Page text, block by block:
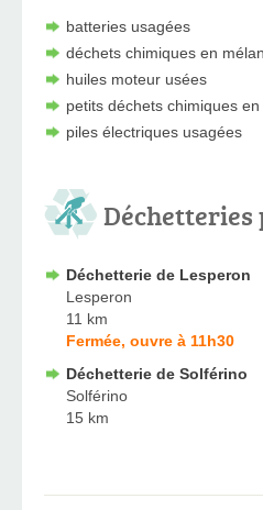
batteries usagées
déchets chimiques en
huiles moteur usées
petits déchets chimiques
piles électriques usagées
Déchetteries
Déchetterie de Lesperon
Lesperon
11 km
Fermée, ouvre à 11h30
Déchetterie de Solférino
Solférino
15 km